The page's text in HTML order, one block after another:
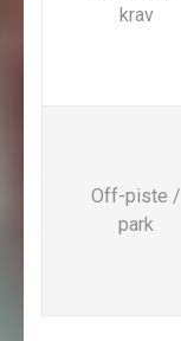
krav
Off-piste /
park